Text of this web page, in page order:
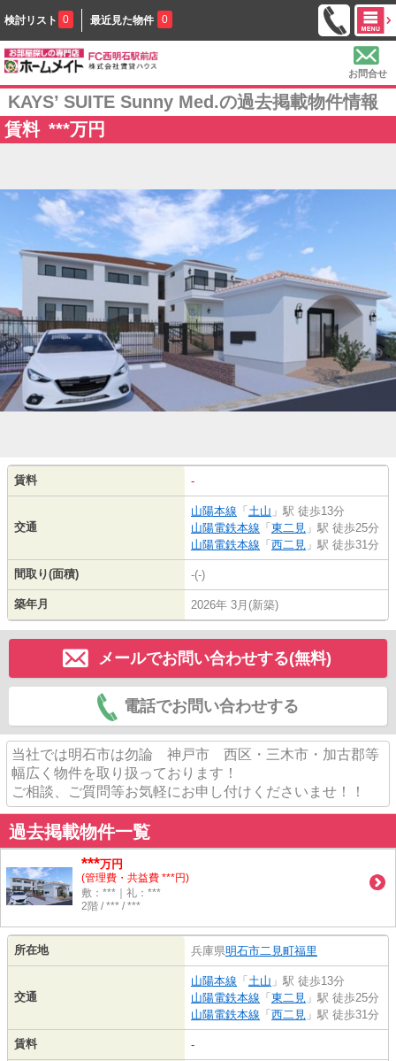
検討リスト 0 最近見た物件 0
お問合せ
KAYS’ SUITE Sunny Med.の過去掲載物件情報
賃料 ***万円
賃料 -
交通
山陽本線 「 土山 」駅 徒歩13分
山陽電鉄本線 「 東二見 」駅 徒歩25分
山陽電鉄本線 「 西二見 」駅 徒歩31分
間取り(面積) -(-)
築年月 2026年 3月(新築)
メールでお問い合わせする(無料)
電話でお問い合わせする
当社では明石市は勿論 神戸市 西区・三木市・加古郡等
幅広く物件を取り扱っております！
ご相談、ご質問等お気軽にお申し付けくださいませ！！
過去掲載物件一覧
***万円
(管理費・共益費 ***円)
敷：***｜礼：***
2階 / *** / ***
所在地 兵庫県明石市二見町福里
交通
山陽本線 「 土山 」駅 徒歩13分
山陽電鉄本線 「 東二見 」駅 徒歩25分
山陽電鉄本線 「 西二見 」駅 徒歩31分
賃料 -